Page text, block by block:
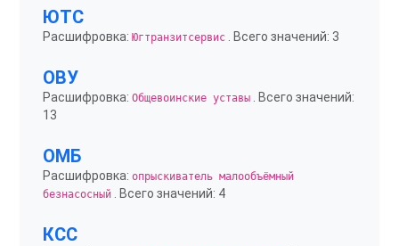
ЮТС
Расшифровка: Югтранзитсервис . Всего значений: 3
ОВУ
Расшифровка: Общевоинские уставы . Всего значений:
13
ОМБ
Расшифровка: опрыскиватель малообъёмный
безнасосный . Всего значений: 4
КСС